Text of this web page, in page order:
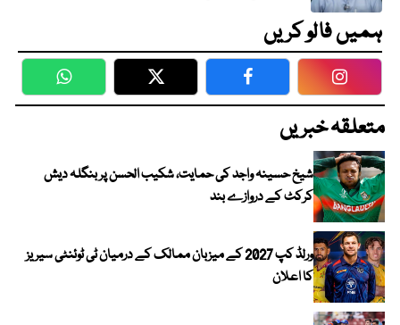
ہمیں فالو کریں
WhatsApp Twitter Facebook
متعلقہ خبریں
شیخ حسینہ واجد کی حمایت، شکیب الحسن پر بنگلہ دیش
کرکٹ کے دروازے بند
ورلڈ کپ 2027 کے میزبان ممالک کے درمیان ٹی ٹوئنٹی سیریز
کا اعلان